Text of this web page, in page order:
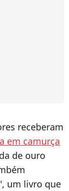
receberam
em camurça
de ouro
um livro que